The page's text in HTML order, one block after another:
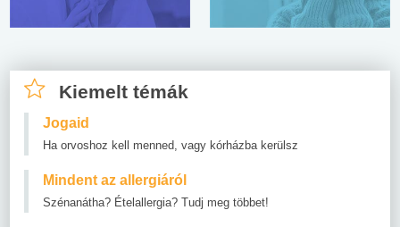
Kiemelt témák
Jogaid
Ha orvoshoz kell menned, vagy kórházba kerülsz
Mindent az allergiáról
Szénanátha? Ételallergia? Tudj meg többet!